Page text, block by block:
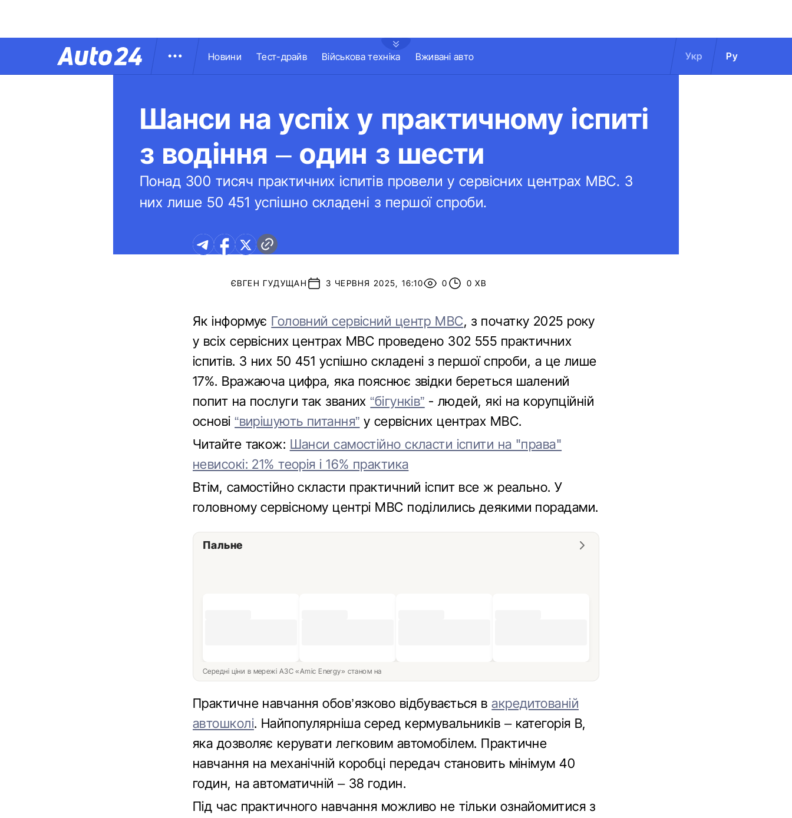
Новини Тест-драйв Військова техніка Вживані авто Укр Ру
Шанси на успіх у практичному іспиті
з водіння – один з шести
Понад 300 тисяч практичних іспитів провели у сервісних центрах МВС. З
них лише 50 451 успішно складені з першої спроби.
ЄВГЕН ГУДУЩАН 3 ЧЕРВНЯ 2025, 16:10 0 0 ХВ
Як інформує Головний сервісний центр МВС, з початку 2025 року
у всіх сервісних центрах МВС проведено 302 555 практичних
іспитів. З них 50 451 успішно складені з першої спроби, а це лише
17%. Вражаюча цифра, яка пояснює звідки береться шалений
попит на послуги так званих“бігунків” - людей, які на корупційній
основі“вирішують питання” у сервісних центрах МВС.
Читайте також: Шанси самостійно скласти іспити на "права"
невисокі: 21% теорія і 16% практика
Втім, самостійно скласти практичний іспит все ж реально. У
головному сервісному центрі МВС поділились деякими порадами.
Пальне
Середні ціни в мережі АЗС «Amic Energy» станом на
Практичне навчання обов’язково відбувається вакредитованій
автошколі. Найпопулярніша серед кермувальників – категорія В,
яка дозволяє керувати легковим автомобілем. Практичне
навчання на механічній коробці передач становить мінімум 40
годин, на автоматичній – 38 годин.
Під час практичного навчання можливо не тільки ознайомитися з